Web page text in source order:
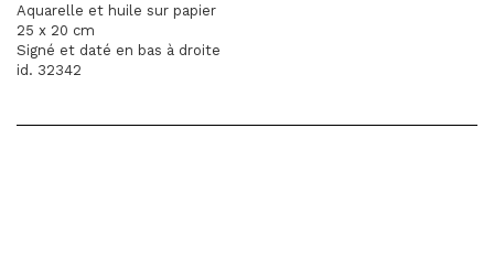
Aquarelle et huile sur papier
25 x 20 cm
Signé et daté en bas à droite
id. 32342